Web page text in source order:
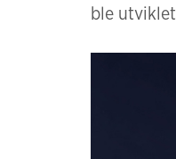
ble